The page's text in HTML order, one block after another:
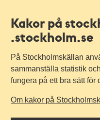
Kakor på
.stockholm.se
På Stockholmskällan
sammanställa statistik
fungera på ett bra sätt för
Om kakor på